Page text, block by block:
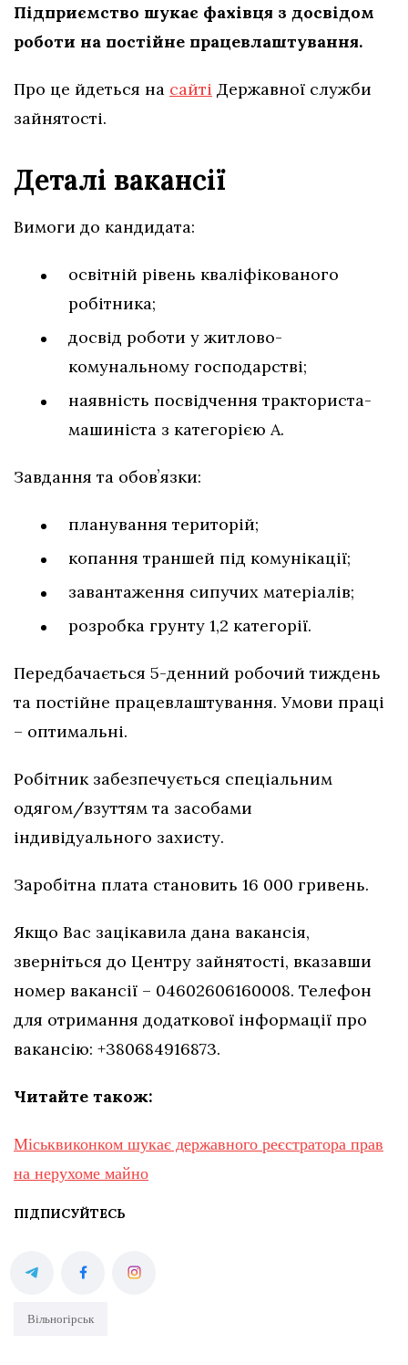
Підприємство шукає фахівця з досвідом
роботи на постійне працевлаштування.
Про це йдеться на сайті Державної служби
зайнятості.
Деталі вакансії
Вимоги до кандидата:
освітній рівень кваліфікованого
робітника;
досвід роботи у житлово-
комунальному господарстві;
наявність посвідчення тракториста-
машиніста з категорією А.
Завдання та обовʼязки:
планування територій;
копання траншей під комунікації;
завантаження сипучих матеріалів;
розробка грунту 1,2 категорії.
Передбачається 5-денний робочий тиждень
та постійне працевлаштування. Умови праці
– оптимальні.
Робітник забезпечується спеціальним
одягом/взуттям та засобами
індивідуального захисту.
Заробітна плата становить 16 000 гривень.
Якщо Вас зацікавила дана вакансія,
зверніться до Центру зайнятості, вказавши
номер вакансії – 04602606160008. Телефон
для отримання додаткової інформації про
вакансію: +380684916873.
Читайте також:
Міськвиконком шукає державного реєстратора прав
на нерухоме майно
ПІДПИСУЙТЕСЬ
Вільногірськ